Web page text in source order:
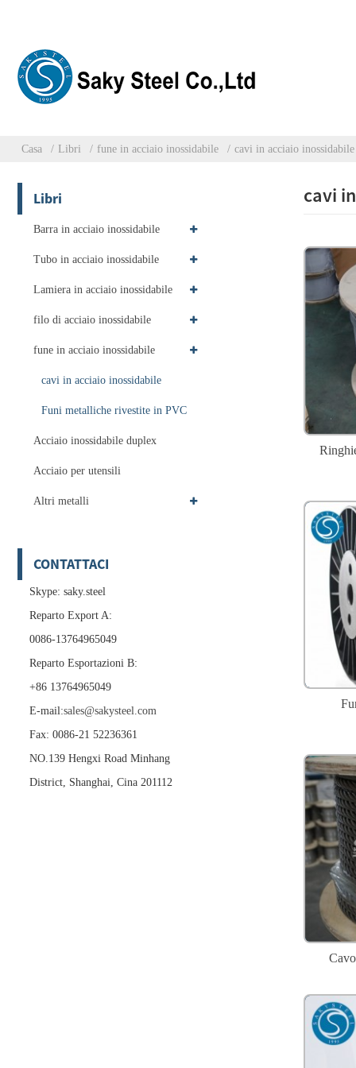
Casa Libri fune in acciaio inossidabile cavi in ​​acciaio inossidabile
Libri
Barra in acciaio inossidabile
Tubo in acciaio inossidabile
Lamiera in acciaio inossidabile
filo di acciaio inossidabile
fune in acciaio inossidabile
cavi in ​​acciaio inossidabile
Funi metalliche rivestite in PVC
Acciaio inossidabile duplex
Acciaio per utensili
Altri metalli
CONTATTACI
Skype: saky.steel
Reparto Export A:
0086-13764965049
Reparto Esportazioni B:
+86 13764965049
E-mail:sales@sakysteel.com
Fax: 0086-21 52236361
NO.139 Hengxi Road Minhang
District, Shanghai, Cina 201112
cavi